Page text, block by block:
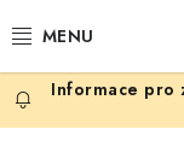
na
PRO ŽENY